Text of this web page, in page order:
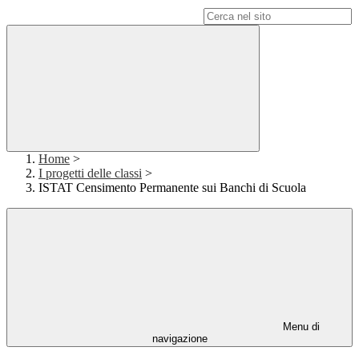
Home >
I progetti delle classi >
ISTAT Censimento Permanente sui Banchi di Scuola
Menu di
navigazione